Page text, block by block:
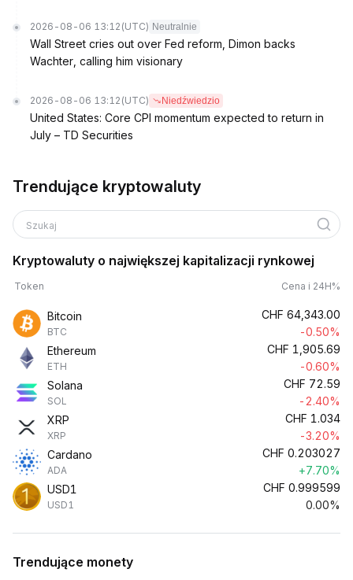
2026-08-06 13:12 (UTC) Neutralnie
Wall Street cries out over Fed reform, Dimon backs
Wachter, calling him visionary
2026-08-06 13:12 (UTC) Niedźwiedzio
United States: Core CPI momentum expected to return in
July – TD Securities
Trendujące kryptowaluty
Szukaj
Kryptowaluty o największej kapitalizacji rynkowej
Token Cena i 24H%
Bitcoin
BTC
CHF 64,343.00
-0.50%
Ethereum
ETH
CHF 1,905.69
-0.60%
Solana
SOL
CHF 72.59
-2.40%
XRP
XRP
CHF 1.034
-3.20%
Cardano
ADA
CHF 0.203027
+7.70%
USD1
USD1
CHF 0.999599
0.00%
Trendujące monety